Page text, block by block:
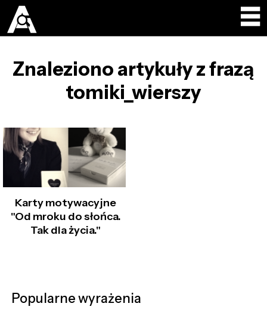
Znaleziono artykuły z frazą
tomiki_wierszy
Karty motywacyjne
"Od mroku do słońca.
Tak dla życia."
Popularne wyrażenia